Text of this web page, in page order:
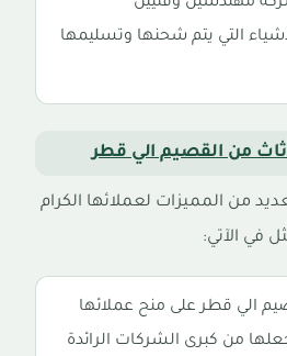
التي يتم شحنها وتسليمها
من القصيم الي قطر
من المميزات لعملائها الكرام
في الآتي:
الي قطر على منح عملائها
من كبرى الشركات الرائدة